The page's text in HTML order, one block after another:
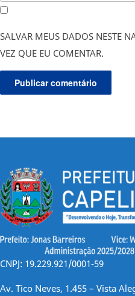
SALVAR MEUS DADOS NESTE
VEZ QUE EU COMENTAR.
CNPJ: 19.229.921/0001-59
Av. Tico Neves, 1.455 – Vista